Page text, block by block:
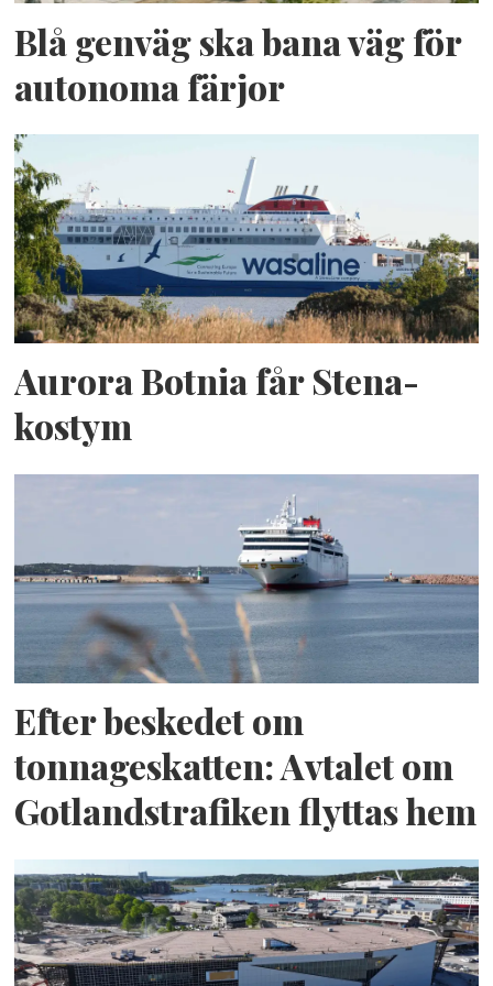
Blå genväg ska bana väg för
autonoma färjor
Aurora Botnia får Stena-
kostym
Efter beskedet om
tonnageskatten: Avtalet om
Gotlandstrafiken flyttas hem